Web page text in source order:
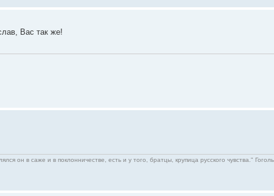
Вас так же!
он в саже и в поклонничестве, есть и у того, братцы, крупица русского чувства."